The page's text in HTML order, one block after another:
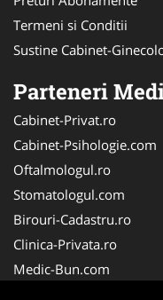
Termeni si Conditii
Sustine Cabinet-
Parteneri
Cabinet-Privat.ro
Cabinet-Psihologie.com
Oftalmologul.ro
Stomatologul.com
Birouri-Cadastru.ro
Clinica-Privata.ro
Medic-Bun.com